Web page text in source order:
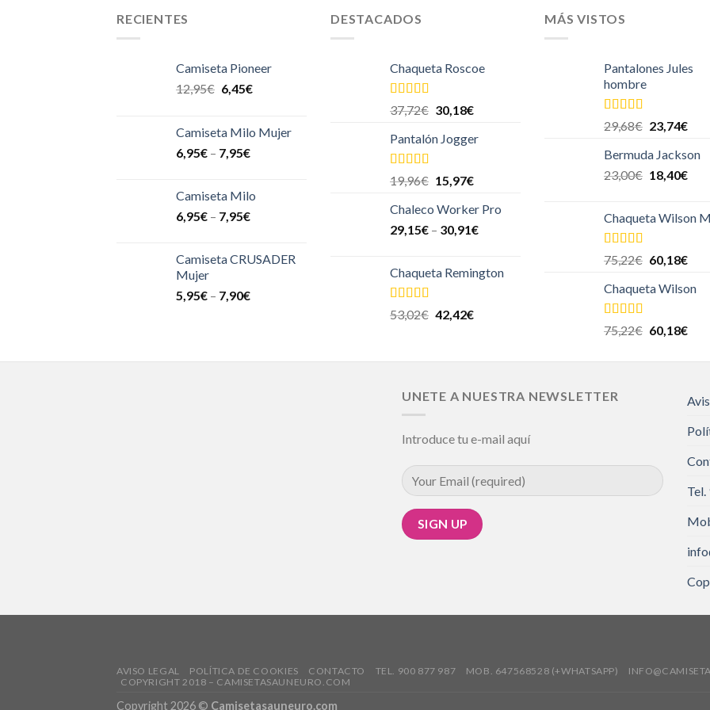
RECIENTES
Camiseta Pioneer
12,95€ 6,45€
Camiseta Milo Mujer
6,95€ – 7,95€
Camiseta Milo
6,95€ – 7,95€
Camiseta CRUSADER
Mujer
5,95€ – 7,90€
DESTACADOS
Chaqueta Roscoe
Valorado en
5.00
37,72€ 30,18€
Pantalón Jogger
Valorado
4.00
5
19,96€ 15,97€
Chaleco Worker Pro
29,15€ – 30,91€
Chaqueta Remington
Valorado
4.00
53,02€ 42,42€
MÁS VISTOS
Pantalones Jules
hombre
Valorado en
5.00
29,68€ 23,74€
Bermuda Jackson
23,00€ 18,40€
Chaqueta Wilson
Valorado en
5.00
75,22€ 60,18€
Chaqueta Wilson
Valorado en
5.00
75,22€ 60,18€
UNETE A NUESTRA NEWSLETTER
Introduce tu e-mail aquí
AVISO LEGAL POLÍTICA DE COOKIES CONTACTO TEL. 900 877 987 MOB. 647568528 (+WHATSAPP)
COPYRIGHT 2018 – CAMISETASAUNEURO.COM
Copyright 2026 © Camisetasauneuro.com